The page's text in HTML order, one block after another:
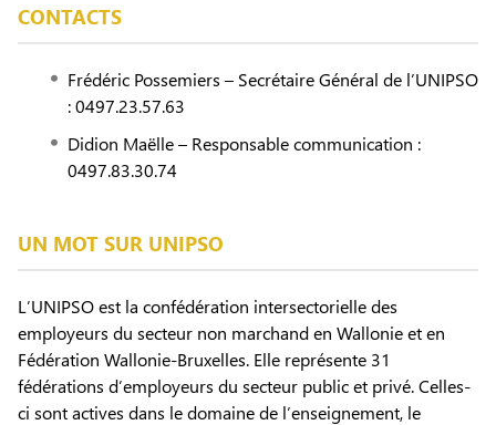
CONTACTS
Frédéric Possemiers – Secrétaire Général de l’UNIPSO
: 0497.23.57.63
Didion Maëlle – Responsable communication :
0497.83.30.74
UN MOT SUR UNIPSO
L’UNIPSO est la confédération intersectorielle des
employeurs du secteur non marchand en Wallonie et en
Fédération Wallonie-Bruxelles. Elle représente 31
fédérations d’employeurs du secteur public et privé. Celles-
ci sont actives dans le domaine de l’enseignement, le